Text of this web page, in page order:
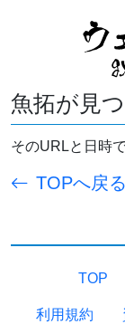
魚拓が見
そのURLと日時
TOPへ戻る
TOP
利用規約